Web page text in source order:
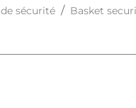
sécurité Basket